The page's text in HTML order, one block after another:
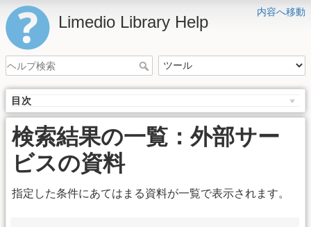
内容へ移動
Limedio Library Help
目次
検索結果の一覧：外部サー
ビスの資料
指定した条件にあてはまる資料が一覧で表示されます。